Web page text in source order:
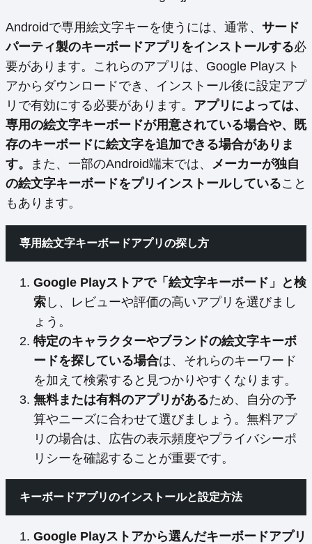
Androidで専用絵文字キーを使うには、通常、 サード
パーティ製のキーボードアプリをインストールする必
要があります。これらのアプリは、Google Playスト
アからダウンロードでき、インストール後に設定アプ
リで有効にする必要があります。 アプリによっては、
専用の絵文字キーボードが用意されている場合や、既
存のキーボードに絵文字を追加できる場合がありま
す。
また、一部のAndroid端末では、
メーカーが独自
の絵文字キーボードをプリインストールしていること
もあります。
専用絵文字キーボードアプリの探し方
Google Playストアで「絵文字キーボード」と検
索 し、レビューや評価の高いアプリを選びまし
ょう。
特定のキャラクターやブランドの絵文字キーボ
ードを探している場合は、それらのキーワード
を加えて検索すると見つかりやすくなります。
無料または有料のアプリがあるため、自分の予
算やニーズに合わせて選びましょう。無料アプ
リの場合は、広告の表示頻度やプライバシーポ
リシーを確認することが重要です。
キーボードアプリのインストールと設定方法
Google Playストアから選んだキーボードアプリ